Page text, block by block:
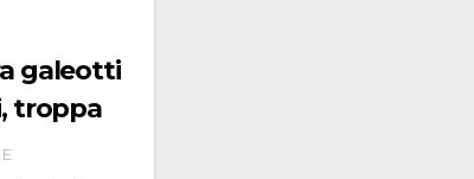
galeotti
troppa